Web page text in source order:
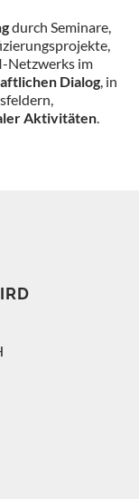
durch Seminare,
Netzwerks im
Dialog, in
Aktivitäten.